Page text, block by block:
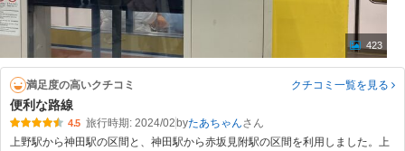
423
満足度の高いクチコミ クチコミ一覧を見る
便利な路線
4.5 旅行時期: 2024/02 byたあちゃん
上野駅から神田駅の区間と、神田駅から赤坂見附駅の区間を利用しました。上